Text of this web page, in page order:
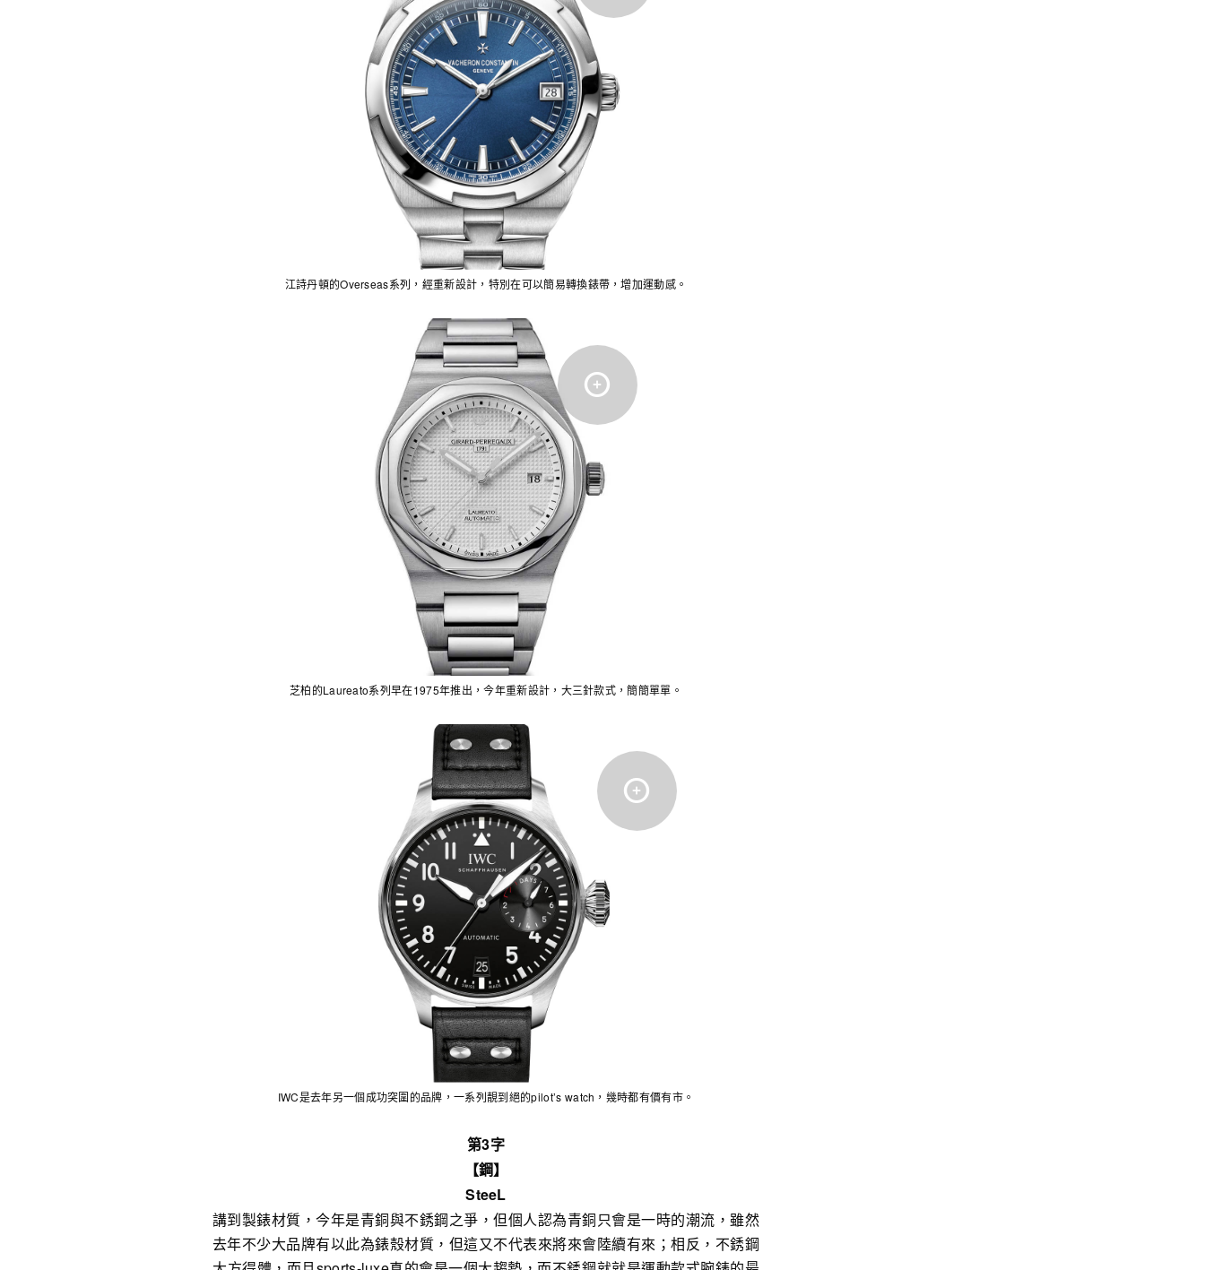
江詩丹頓的Overseas系列，經重新設計，特別在可以簡易轉換錶帶，增加運動感。
芝柏的Laureato系列早在1975年推出，今年重新設計，大三針款式，簡簡單單。
IWC是去年另一個成功突圍的品牌，一系列靚到絕的pilot’s watch，幾時都有價有市。
第3字
【鋼】
SteeL
講到製錶材質，今年是青銅與不銹鋼之爭，但個人認為青銅只會是一時的潮流，雖然
去年不少大品牌有以此為錶殼材質，但這又不代表來將來會陸續有來；相反，不銹鋼